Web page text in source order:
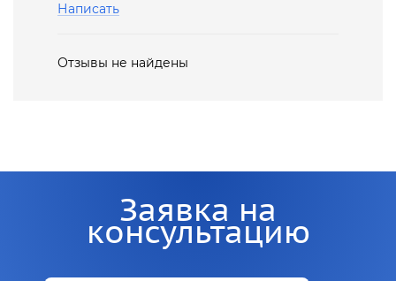
Написать
Отзывы не найдены
Заявка на
консультацию